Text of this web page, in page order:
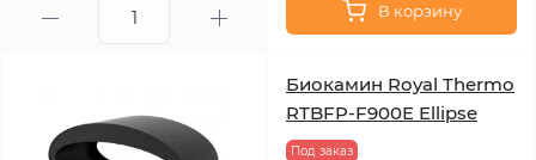
В корзину
Биокамин Royal Thermo
RTBFP-F900E Ellipse
Под заказ